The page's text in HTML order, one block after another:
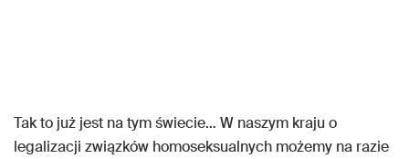
Tak to już jest na tym świecie… W naszym kraju o
legalizacji związków homoseksualnych możemy na razie